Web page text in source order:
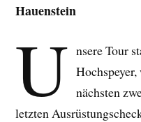
Hauenstein
U nsere Tour
nächsten
letzten